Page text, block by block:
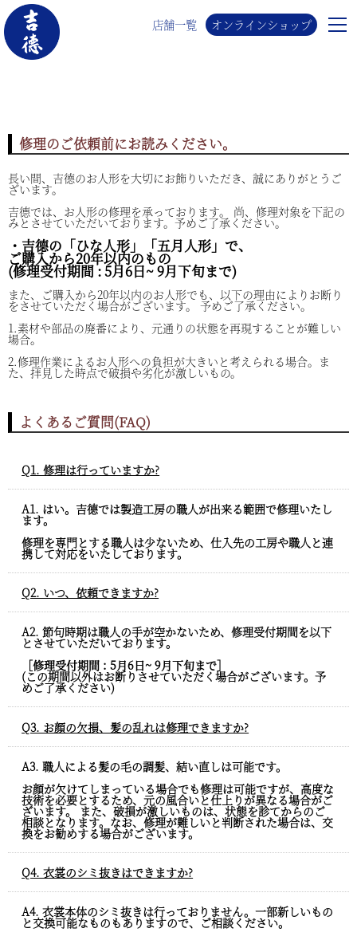
店舗一覧 オンラインショップ
修理のご依頼前にお読みください。
長い間、吉德のお人形を大切にお飾りいただき、誠にありがとうご
ざいます。
吉德では、お人形の修理を承っております。 尚、修理対象を下記の
みとさせていただいております。予めご了承ください。
・吉德の「ひな人形」「五月人形」で、
ご購入から20年以内のもの
(修理受付期間 : 5月6日~ 9月下旬まで)
また、ご購入から20年以内のお人形でも、以下の理由によりお断り
をさせていただく場合がございます。 予めご了承ください。
1.素材や部品の廃番により、元通りの状態を再現することが難しい
場合。
2.修理作業によるお人形への負担が大きいと考えられる場合。ま
た、拝見した時点で破損や劣化が激しいもの。
よくあるご質問(FAQ)
Q1. 修理は行っていますか?
A1. はい。吉德では製造工房の職人が出来る範囲で修理いたし
ます。
修理を専門とする職人は少ないため、仕入先の工房や職人と連
携して対応をいたしております。
Q2. いつ、依頼できますか?
A2. 節句時期は職人の手が空かないため、修理受付期間を以下
とさせていただいております。
［修理受付期間 : 5月6日~ 9月下旬まで］
(この期間以外はお断りさせていただく場合がございます。予
めご了承ください)
Q3. お顔の欠損、髪の乱れは修理できますか?
A3. 職人による髪の毛の調髪、結い直しは可能です。
お顔が欠けてしまっている場合でも修理は可能ですが、高度な
技術を必要とするため、元の風合いと仕上りが異なる場合がご
ざいます。 また、破損が激しいものは、状態を診てからのご
相談となります。なお、修理が難しいと判断された場合は、交
換をお勧めする場合がございます。
Q4. 衣裳のシミ抜きはできますか?
A4. 衣裳本体のシミ抜きは行っておりません。一部新しいもの
と交換可能なものもありますので、ご相談ください。